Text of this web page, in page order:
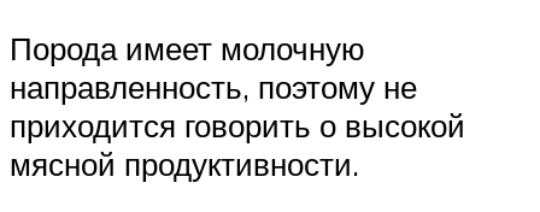
Порода имеет молочную
направленность, поэтому не
приходится говорить о высокой
мясной продуктивности.